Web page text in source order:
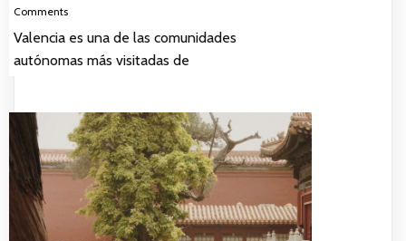
Comments
Valencia es una de las comunidades
autónomas más visitadas de